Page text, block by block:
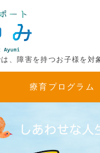
、障害を持つお子様を対
療育プログラム